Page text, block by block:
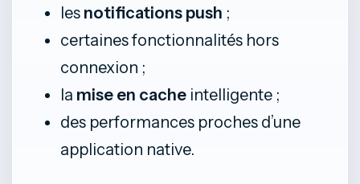
les notifications push ;
certaines fonctionnalités hors
connexion ;
la mise en cache intelligente ;
des performances proches d’une
application native.